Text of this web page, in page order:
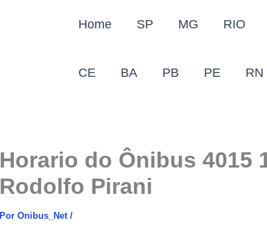
Home SP MG RIO
CE BA PB PE RN
Horario do Ônibus 4015
Rodolfo Pirani
Por Onibus_Net /